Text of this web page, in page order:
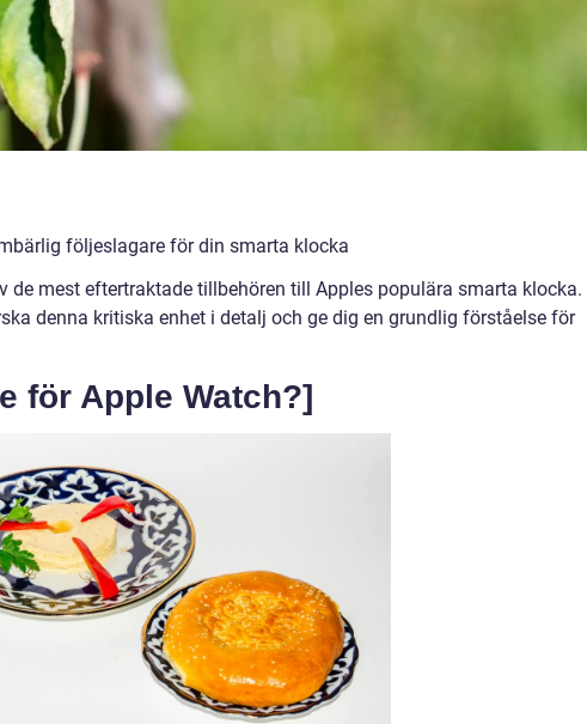
följeslagare för din smarta klocka
de mest eftertraktade tillbehören till Apples populära smarta klocka.
denna kritiska enhet i detalj och ge dig en grundlig förståelse för
för Apple Watch?]